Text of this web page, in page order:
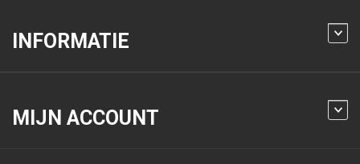
INFORMATIE
MIJN ACCOUNT